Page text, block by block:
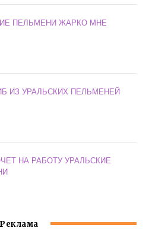
ПЕЛЬМЕНИ ЖАРКО МНЕ
ИЗ УРАЛЬСКИХ ПЕЛЬМЕНЕЙ
НА РАБОТУ УРАЛЬСКИЕ
Реклама